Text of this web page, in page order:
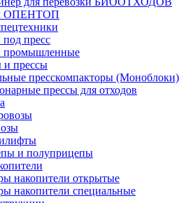
ОПЕНТОП
пресс
промышленные
и прессы
пресскомпакторы (Моноблоки)
прессы для отходов
и полуприцепы
накопители открытые
накопители специальные